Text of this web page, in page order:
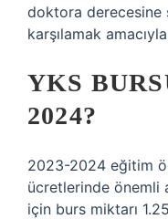
doktora derecesine
karşılamak
YKS
2024?
2023-2024 eğitim
ücretlerinde önemli
için burs miktarı